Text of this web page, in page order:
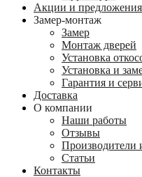
Акции и предложения
Замер-монтаж
Замер
Монтаж дверей
Установка
Установка и
Гарантия и
Доставка
О компании
Наши работы
Отзывы
Производители
Статьи
Контакты